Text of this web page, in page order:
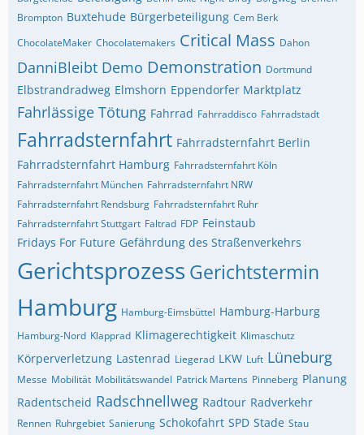
Brompton Buxtehude Bürgerbeteiligung Cem Berk
ChocolateMaker Chocolatemakers Critical Mass Dahon
DanniBleibt Demo Demonstration Dortmund
Elbstrandradweg Elmshorn Eppendorfer Marktplatz
Fahrlässige Tötung Fahrrad Fahrraddisco Fahrradstadt
Fahrradsternfahrt Fahrradsternfahrt Berlin
Fahrradsternfahrt Hamburg Fahrradsternfahrt Köln
Fahrradsternfahrt München Fahrradsternfahrt NRW
Fahrradsternfahrt Rendsburg Fahrradsternfahrt Ruhr
Fahrradsternfahrt Stuttgart Faltrad FDP Feinstaub
Fridays For Future Gefährdung des Straßenverkehrs
Gerichtsprozess Gerichtstermin
Hamburg Hamburg-Eimsbüttel Hamburg-Harburg
Hamburg-Nord Klapprad Klimagerechtigkeit Klimaschutz
Körperverletzung Lastenrad Liegerad LKW Luft Lüneburg
Messe Mobilität Mobilitätswandel Patrick Martens Pinneberg Planung
Radentscheid Radschnellweg Radtour Radverkehr
Rennen Ruhrgebiet Sanierung Schokofahrt SPD Stade Stau